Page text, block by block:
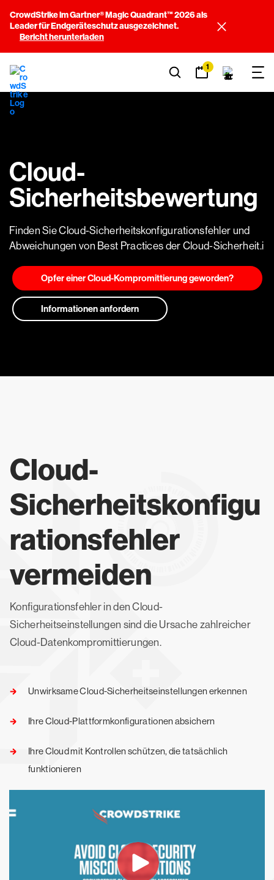
CrowdStrike im Gartner® Magic Quadrant™ 2026 als
Leader für Endgeräteschutz ausgezeichnet.
Bericht herunterladen
1
Cloud-
Sicherheitsbewertung
Finden Sie Cloud-Sicherheitskonfigurationsfehler und
Abweichungen von Best Practices der Cloud-Sicherheit.i
Opfer einer Cloud-Kompromittierung geworden?
Informationen anfordern
Cloud-
Sicherheitskonfigu
rationsfehler
vermeiden
Konfigurationsfehler in den Cloud-
Sicherheitseinstellungen sind die Ursache zahlreicher
Cloud-Datenkompromittierungen.
Unwirksame Cloud-Sicherheitseinstellungen erkennen
Ihre Cloud-Plattformkonfigurationen absichern
Ihre Cloud mit Kontrollen schützen, die tatsächlich
funktionieren